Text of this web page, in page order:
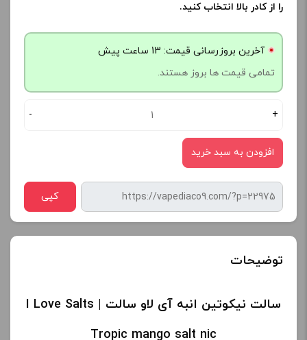
را از کادر بالا انتخاب کنید.
آخرین بروزرسانی قیمت: 13 ساعت پیش
تمامی قیمت ها بروز هستند.
- +
افزودن به سبد خرید
کپی
توضیحات
سالت نیکوتین انبه آی لاو سالت | I Love Salts
Tropic mango salt nic